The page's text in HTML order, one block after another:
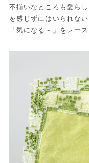
不揃いなところも愛ら
を感じずにはいられな
「気になる～」をレー